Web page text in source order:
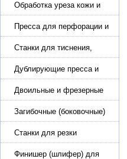
каблука
Обработка уреза кожи и
покрасочные камеры
Пресса для перфорации и
тиснения
Станки для тиснения,
нанесения логотипа и
нумераторы
Дублирующие пресса и
утюги для разглаживания
кожи
Двоильные и фрезерные
машины для слоения и
фрезерования кожи
Загибочные (боковочные)
машины для стельки,
кошельков, сумок
Станки для резки
кожи.Станки для резки
стропы
Финишер (шлифер) для